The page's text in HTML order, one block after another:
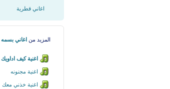
اغاني قطرية
المزيد من اغاني
اغنية كيف اداويك
اغنية مجنونه
اغنية خذني معك